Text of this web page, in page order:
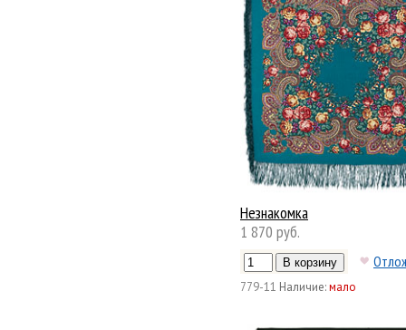
Незнакомка
1 870 руб.
779-11 Наличие:мало